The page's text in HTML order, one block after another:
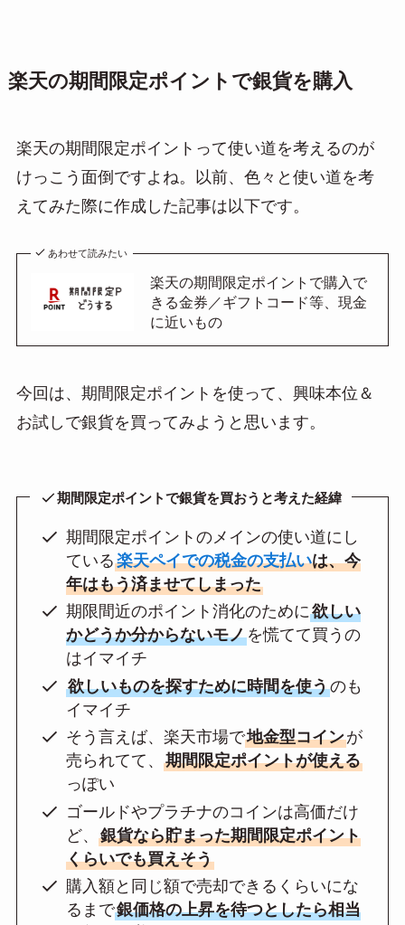
楽天の期間限定ポイントで銀貨を購入
楽天の期間限定ポイントって使い道を考えるのが
けっこう面倒ですよね。以前、色々と使い道を考
えてみた際に作成した記事は以下です。
あわせて読みたい
楽天の期間限定ポイントで購入で
きる金券／ギフトコード等、現金
に近いもの
今回は、期間限定ポイントを使って、興味本位＆
お試しで銀貨を買ってみようと思います。
期間限定ポイントで銀貨を買おうと考えた経緯
期間限定ポイントのメインの使い道にし
ている楽天ペイでの税金の支払いは、今
年はもう済ませてしまった
期限間近のポイント消化のために欲しい
かどうか分からないモノを慌てて買うの
はイマイチ
欲しいものを探すために時間を使うのも
イマイチ
そう言えば、楽天市場で地金型コインが
売られてて、 期間限定ポイントが使える
っぽい
ゴールドやプラチナのコインは高価だけ
ど、 銀貨なら貯まった期間限定ポイント
くらいでも買えそう
購入額と同じ額で売却できるくらいにな
るまで銀価格の上昇を待つとしたら相当